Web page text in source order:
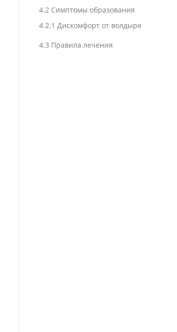
4.2Симптомы образования
4.2.1 Дискомфорт от волдыря
4.3 Правила лечения